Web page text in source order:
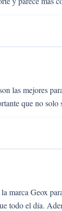
las mejores
que no solo
marca Geox
todo el día.